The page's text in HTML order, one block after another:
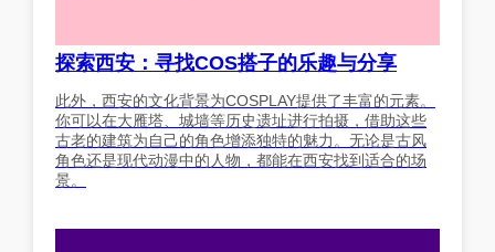
探索西安：寻找COS搭子的乐趣与分享
此外，西安的文化背景为COSPLAY提供了丰富的元素。
你可以在大雁塔、城墙等历史遗址进行拍摄，借助这些
古老的建筑为自己的角色增添独特的魅力。无论是古风
角色还是现代动漫中的人物，都能在西安找到适合的场
景。